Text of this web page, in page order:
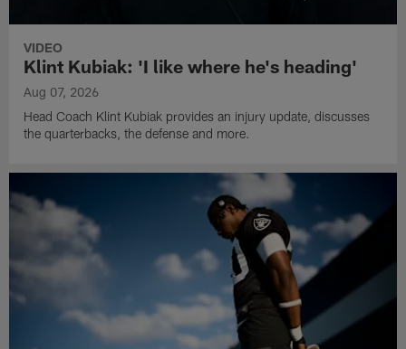
VIDEO
Klint Kubiak: 'I like where he's heading'
Aug 07, 2026
Head Coach Klint Kubiak provides an injury update, discusses
the quarterbacks, the defense and more.